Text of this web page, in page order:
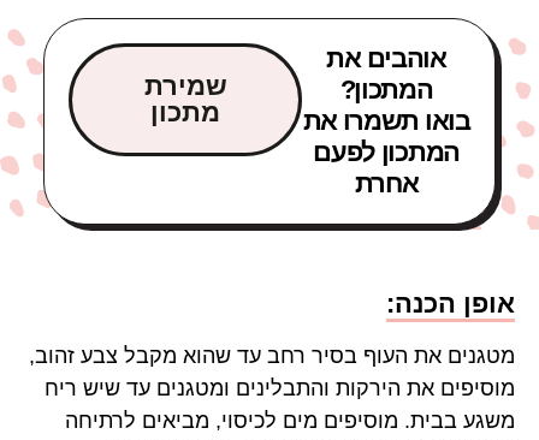
אוהבים את
המתכון?
בואו תשמרו את
המתכון לפעם
אחרת
שמירת
מתכון
אופן הכנה:
מטגנים את העוף בסיר רחב עד שהוא מקבל צבע זהוב,
מוסיפים את הירקות והתבלינים ומטגנים עד שיש ריח
משגע בבית. מוסיפים מים לכיסוי, מביאים לרתיחה